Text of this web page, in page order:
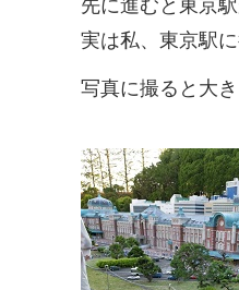
先に進むと東京
実は私、東京駅
写真に撮ると大